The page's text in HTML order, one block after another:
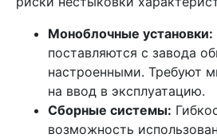
Моноблочные установки:
поставляются с завода
настроенными. Требуют
на ввод в эксплуатацию.
Сборные системы:
возможность